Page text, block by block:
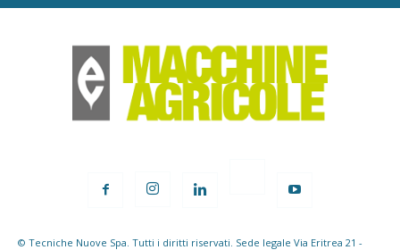
© Tecniche Nuove Spa. Tutti i diritti riservati. Sede legale Via Eritrea 21 -